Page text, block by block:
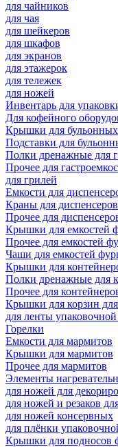
для чайников
для чая
для шейкеров
для шкафов
для экранов
для этажерок
для тележек
для ножей
Инвентарь для
Для кофейного
Крышки для
Подставки для
Полки дренажные для
Прочее для
для грилей
Емкости для
Краны для
Прочее для
Крышки для емкостей
Прочее для емкостей
Чаши для емкостей
Крышки для
Полки дренажные для
Прочее для
Крышки для корзин для
для ленты
Горелки
Емкости для мармитов
Крышки для мармитов
Прочее для мармитов
Элементы
для ножей для
для ножей и резаков
для ножей консервных
для плёнки
Крышки для подносов